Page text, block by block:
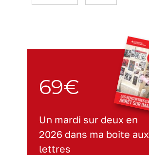
69€
Un mardi sur deux en
2026 dans ma boite aux
lettres